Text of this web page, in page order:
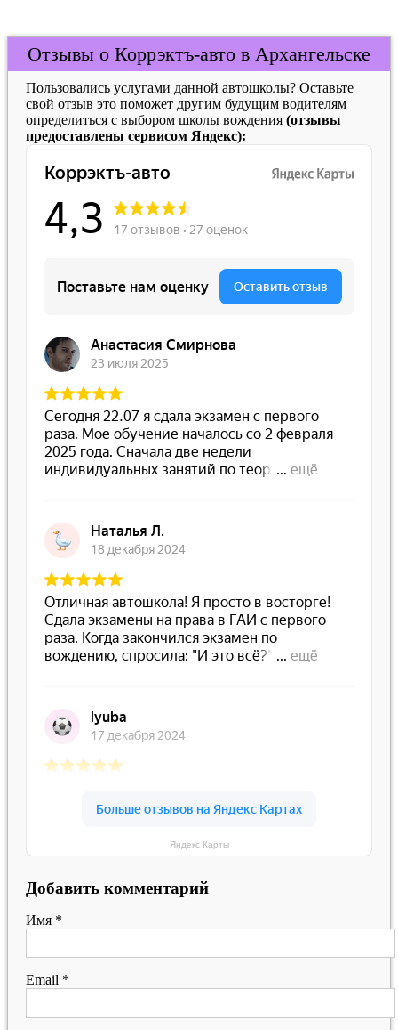
Отзывы о Коррэктъ-авто в Архангельске
Пользовались услугами данной автошколы? Оставьте
свой отзыв это поможет другим будущим водителям
определиться с выбором школы вождения (отзывы
предоставлены сервисом Яндекс):
Яндекс Карты
Добавить комментарий
Имя *
Email *